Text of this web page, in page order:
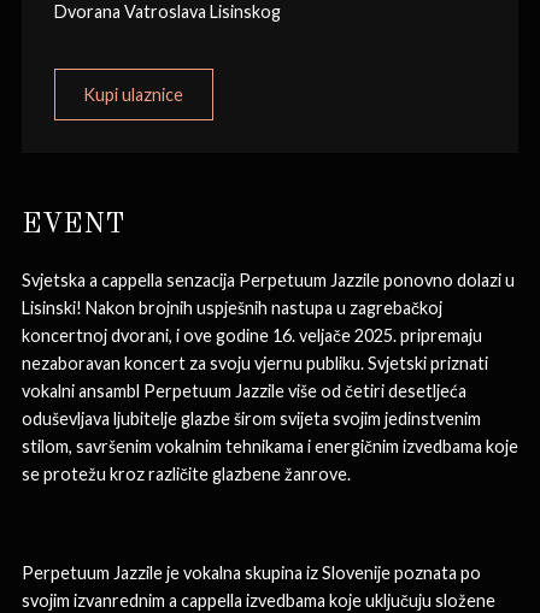
Dvorana Vatroslava Lisinskog
Kupi ulaznice
EVENT
Svjetska a cappella senzacija Perpetuum Jazzile ponovno dolazi u
Lisinski! Nakon brojnih uspješnih nastupa u zagrebačkoj
koncertnoj dvorani, i ove godine 16. veljače 2025. pripremaju
nezaboravan koncert za svoju vjernu publiku. Svjetski priznati
vokalni ansambl Perpetuum Jazzile više od četiri desetljeća
oduševljava ljubitelje glazbe širom svijeta svojim jedinstvenim
stilom, savršenim vokalnim tehnikama i energičnim izvedbama koje
se protežu kroz različite glazbene žanrove.
Perpetuum Jazzile je vokalna skupina iz Slovenije poznata po
svojim izvanrednim a cappella izvedbama koje uključuju složene